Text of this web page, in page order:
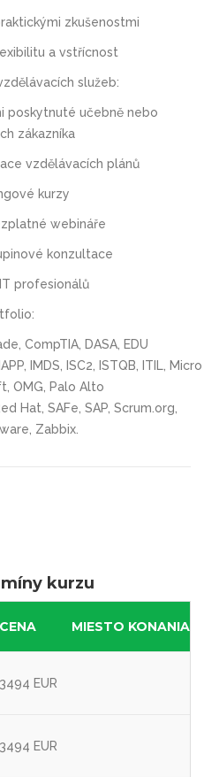
zkušenostmi
a vstřícnost
služeb:
poskytnuté učebně nebo
zákazníka
vzdělávacích plánů
kurzy
webináře
konzultace
profesionálů
CompTIA, DASA, EDU
IMDS, ISC2, ISTQB, ITIL, Micro
OMG, Palo Alto
Hat, SAFe, SAP, Scrum.org,
Zabbix.
kurzu
CENA MIESTO KONANIA
3494 EUR
3494 EUR